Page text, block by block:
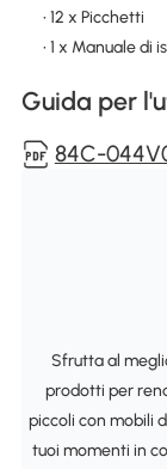
• 12 x Picchetti
• 1 x Manuale di
Guida per
84C-
Sfrutta al
prodotti per
piccoli con mobili
tuoi momenti in